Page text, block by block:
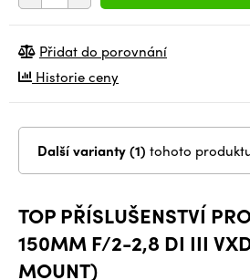
Přidat do porovnání
Historie ceny
Další varianty (1) tohoto
TOP PŘÍSLUŠENSTVÍ
150MM F/2-2,8 DI III
MOUNT)